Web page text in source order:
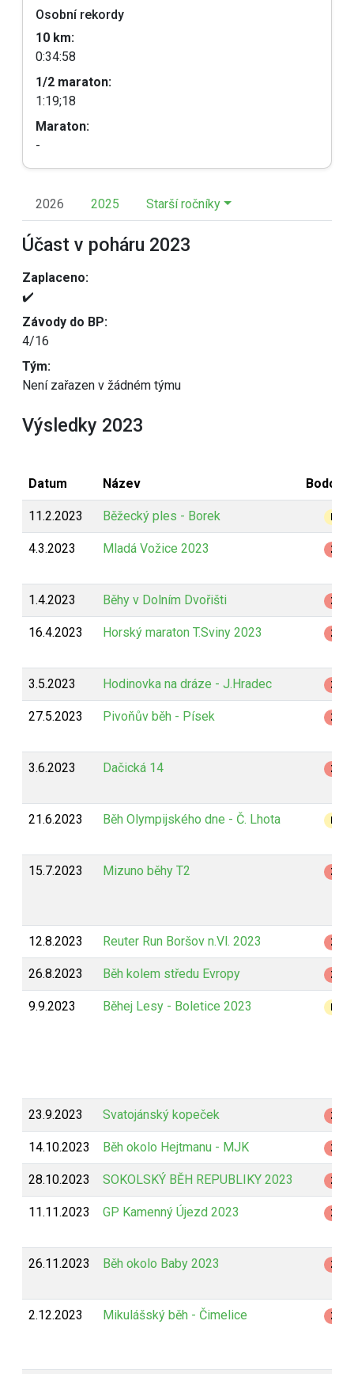
Osobní rekordy
10 km:
0:34:58
1/2 maraton:
1:19;18
Maraton:
-
2026 2025 Starší ročníky
Účast v poháru 2023
Zaplaceno:
✔️
Závody do BP:
4/16
Tým:
Není zařazen v žádném týmu
Výsledky 2023
Datum Název
11.2.2023 Běžecký ples - Borek
4.3.2023 Mladá Vožice 2023 Z
1.4.2023 Běhy v Dolním Dvořišti Z
16.4.2023 Horský maraton T.Sviny 2023 Z
3.5.2023 Hodinovka na dráze - J.Hradec Z
27.5.2023 Pivoňův běh - Písek Z
3.6.2023 Dačická 14 Z
21.6.2023 Běh Olympijského dne - Č. Lhota
15.7.2023 Mizuno běhy T2 Z
12.8.2023 Reuter Run Boršov n.Vl. 2023 Z
26.8.2023 Běh kolem středu Evropy Z
9.9.2023 Běhej Lesy - Boletice 2023
23.9.2023 Svatojánský kopeček Z
14.10.2023 Běh okolo Hejtmanu - MJK Z
28.10.2023 SOKOLSKÝ BĚH REPUBLIKY 2023 Z
11.11.2023 GP Kamenný Újezd 2023 Z
26.11.2023 Běh okolo Baby 2023 Z
2.12.2023 Mikulášský běh - Čimelice Z